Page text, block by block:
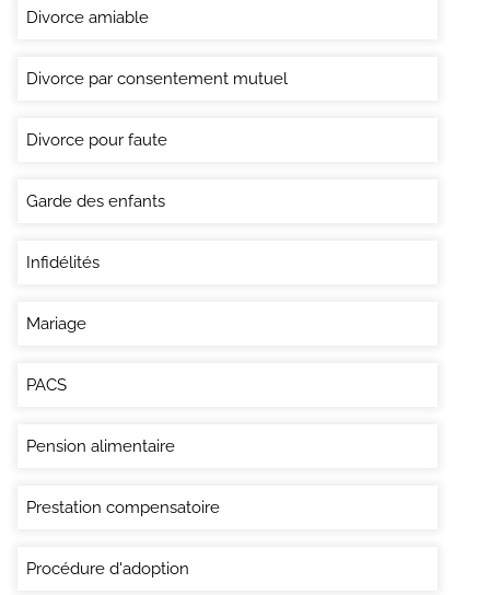
Divorce amiable
Divorce par consentement mutuel
Divorce pour faute
Garde des enfants
Infidélités
Mariage
PACS
Pension alimentaire
Prestation compensatoire
Procédure d'adoption